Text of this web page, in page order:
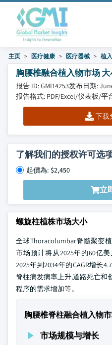
主页 医疗健康 医疗器械 植
胸腰椎融合植入物市场 大
报告 ID: GMI14253发布日期:
报告格式: PDF/Excel/仪表板/平
下载
了解我们的授权许可选
起價為: $2,450
立
螺旋柱植株市场大小
全球Thoracolumbar脊髓聚变
市场预计将从2025年的60亿
2025年到2034年的CAGR增长
脊柱病发病率上升,道路死亡和
程序的需求增加等。
胸腰椎脊柱融合植入物
市场规模与增长